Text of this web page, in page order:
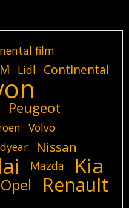
film
Lidl
Continental
Peugeot
Volvo
Nissan
Mazda Kia
Opel Renault